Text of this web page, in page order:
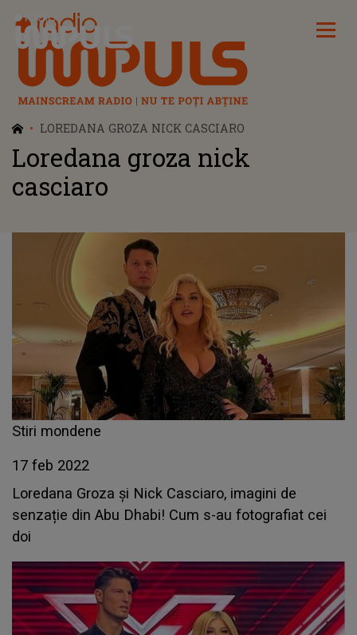
Radio Impuls
LOREDANA GROZA NICK CASCIARO
Loredana groza nick
casciaro
Stiri mondene
17 feb 2022
Loredana Groza și Nick Casciaro, imagini de
senzație din Abu Dhabi! Cum s-au fotografiat cei
doi